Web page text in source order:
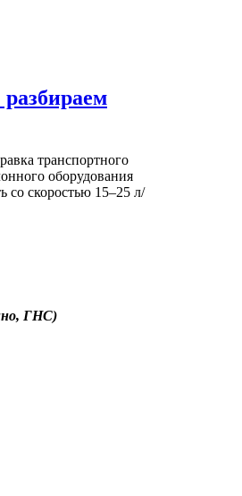
транспортного
оборудования
со скоростью 15–25 л/
ГНС)